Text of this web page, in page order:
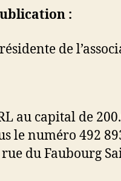
:
de
au capital de
le numéro 492
du Faubourg